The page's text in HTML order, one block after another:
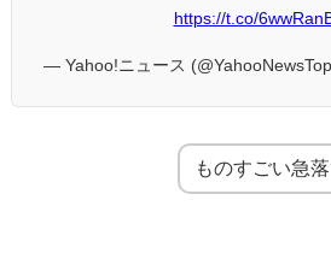
https://t.co/
— Yahoo!ニュース
ものすごい急落